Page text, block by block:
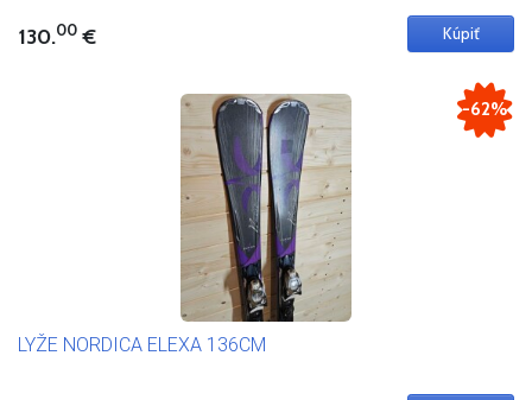
130.00 €
LYŽE NORDICA ELEXA 136CM
-62%